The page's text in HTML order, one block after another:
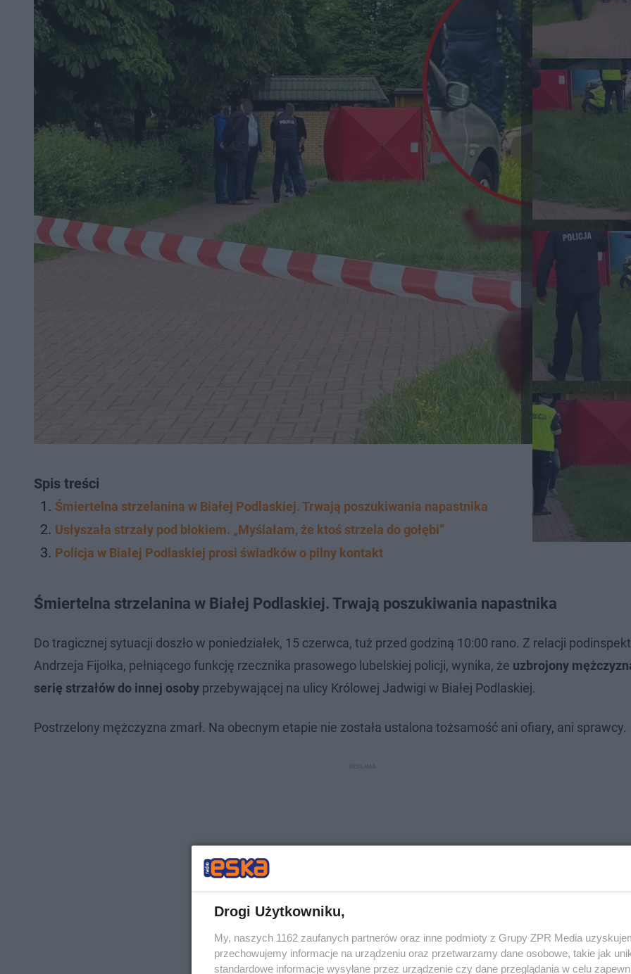
Spis treści
Śmiertelna strzelanina w Białej Podlaskiej. Trwają poszukiwania napastnika
Usłyszała strzały pod blokiem. „Myślałam, że ktoś strzela do gołębi”
Policja w Białej Podlaskiej prosi świadków o pilny kontakt
Śmiertelna strzelanina w Białej Podlaskiej. Trwają poszukiwania napastnika
Do tragicznej sytuacji doszło w poniedziałek, 15 czerwca, tuż przed godziną 10:00 rano. Z relacji
Andrzeja Fijołka, pełniącego funkcję rzecznika prasowego lubelskiej policji, wynika, że uzbrojony
serię strzałów do innej osoby przebywającej na ulicy Królowej Jadwigi w Białej Podlaskiej.
Postrzelony mężczyzna zmarł. Na obecnym etapie nie została ustalona tożsamość ani ofiary, ani sprawcy.
Drogi Użytkowniku,
My, naszych 1162 zaufanych partnerów oraz inne podmioty z Grupy ZPR Media
przechowujemy informacje na urządzeniu oraz przetwarzamy dane osobowe, takie jak
standardowe informacje wysyłane przez urządzenie czy dane przeglądania w celu